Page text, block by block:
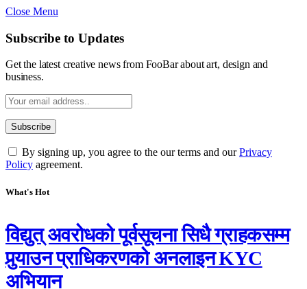
Close Menu
Subscribe to Updates
Get the latest creative news from FooBar about art, design and
business.
By signing up, you agree to the our terms and ourPrivacy
Policy agreement.
What's Hot
विद्युत् अवरोधको पूर्वसूचना सिधै ग्राहकसम्म
पुर्‍याउन प्राधिकरणको अनलाइन KYC
अभियान